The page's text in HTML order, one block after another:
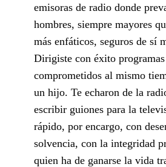
emisoras de radio donde
hombres, siempre mayores
más enfáticos, seguros de sí
Dirigiste con éxito
comprometidos al mismo
un hijo. Te echaron de la
escribir guiones para la
rápido, por encargo, con
solvencia, con la integridad
quien ha de ganarse la vida